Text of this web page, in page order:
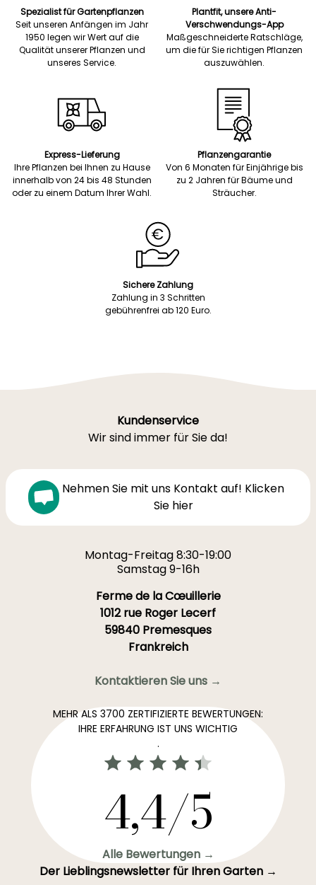
Spezialist für Gartenpflanzen
Seit unseren Anfängen im Jahr
1950 legen wir Wert auf die
Qualität unserer Pflanzen und
unseres Service.
Plantfit, unsere Anti-
Verschwendungs-App
Maßgeschneiderte Ratschläge,
um die für Sie richtigen Pflanzen
auszuwählen.
Express-Lieferung
Ihre Pflanzen bei Ihnen zu Hause
innerhalb von 24 bis 48 Stunden
oder zu einem Datum Ihrer Wahl.
Pflanzengarantie
Von 6 Monaten für Einjährige bis
zu 2 Jahren für Bäume und
Sträucher.
Sichere Zahlung
Zahlung in 3 Schritten
gebührenfrei ab 120 Euro.
Kundenservice
Wir sind immer für Sie da!
Nehmen Sie mit uns Kontakt auf! Klicken
Sie hier
Montag-Freitag 8:30-19:00
Samstag 9-16h
Ferme de la Cœuillerie
1012 rue Roger Lecerf
59840 Premesques
Frankreich
Kontaktieren Sie uns →
MEHR ALS 3700 ZERTIFIZIERTE BEWERTUNGEN:
IHRE ERFAHRUNG IST UNS WICHTIG
.
4,4/5
Alle Bewertungen →
Der Lieblingsnewsletter für Ihren Garten →